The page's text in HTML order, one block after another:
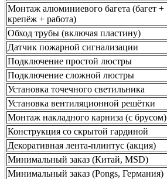
Монтаж алюминиевого багета (багет +
крепёж + работа)
Обход трубы (включая пластину)
Датчик пожарной сигнализации
Подключение простой люстры
Подключение сложной люстры
Установка точечного светильника
Установка вентиляционной решётки
Монтаж накладного карниза (с брусом)
Конструкция со скрытой гардиной
Декоративная лента-плинтус (акция)
Минимальный заказ (Китай, MSD)
Минимальный заказ (Pongs, Германия)